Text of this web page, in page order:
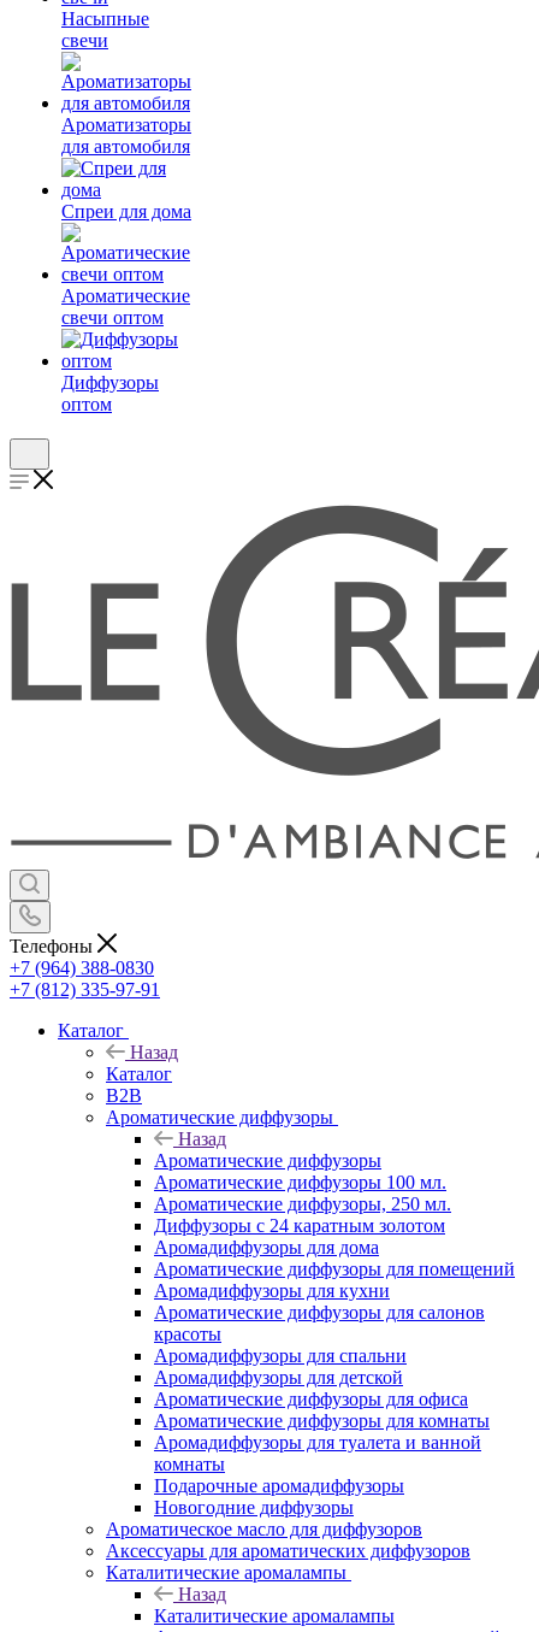
Насыпные
свечи
Ароматизаторы
для автомобиля
Спреи для дома
Ароматические
свечи оптом
Диффузоры
оптом
Телефоны
+7 (964) 388-0830
+7 (812) 335-97-91
Каталог
Назад
Каталог
B2B
Ароматические диффузоры
Назад
Ароматические диффузоры
Ароматические диффузоры 100 мл.
Ароматические диффузоры, 250 мл.
Диффузоры с 24 каратным золотом
Аромадиффузоры для дома
Ароматические диффузоры для помещений
Аромадиффузоры для кухни
Ароматические диффузоры для салонов
красоты
Аромадиффузоры для спальни
Аромадиффузоры для детской
Ароматические диффузоры для офиса
Ароматические диффузоры для комнаты
Аромадиффузоры для туалета и ванной
комнаты
Подарочные аромадиффузоры
Новогодние диффузоры
Ароматическое масло для диффузоров
Аксессуары для ароматических диффузоров
Каталитические аромалампы
Назад
Каталитические аромалампы